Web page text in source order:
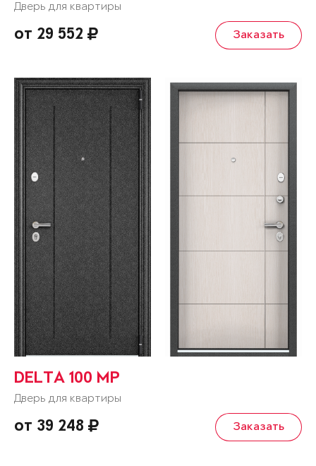
Дверь для квартиры
от 29 552 Заказать
DELTA 100 MP
Дверь для квартиры
от 39 248 Заказать